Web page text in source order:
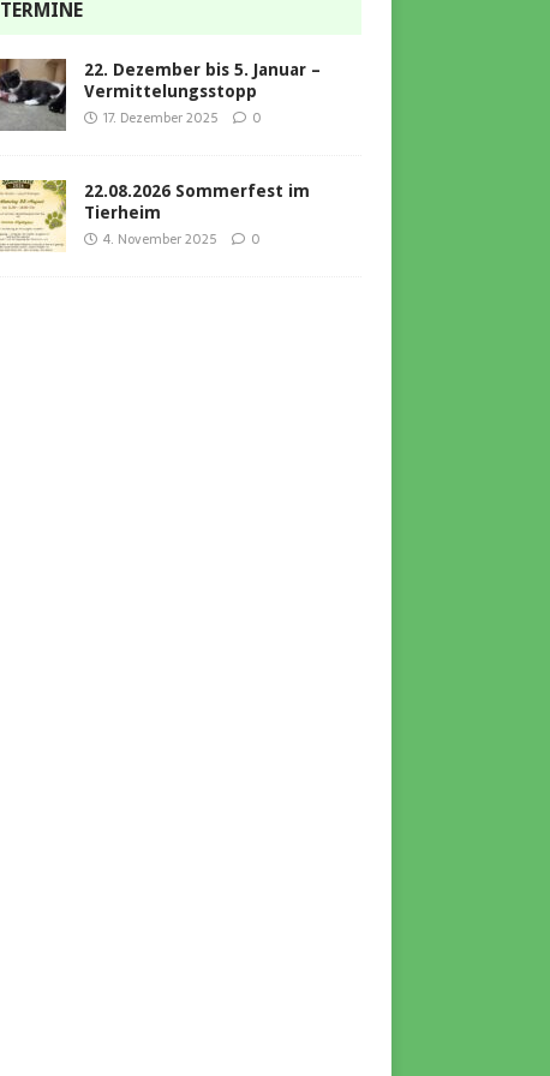
TERMINE
22. Dezember bis 5. Januar –
Vermittelungsstopp
17. Dezember 2025 0
22.08.2026 Sommerfest im
Tierheim
4. November 2025 0